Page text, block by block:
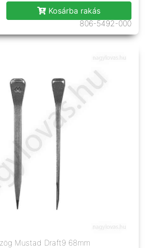
Kosárba rakás
806-5492-000
Mustad Draft9 68mm